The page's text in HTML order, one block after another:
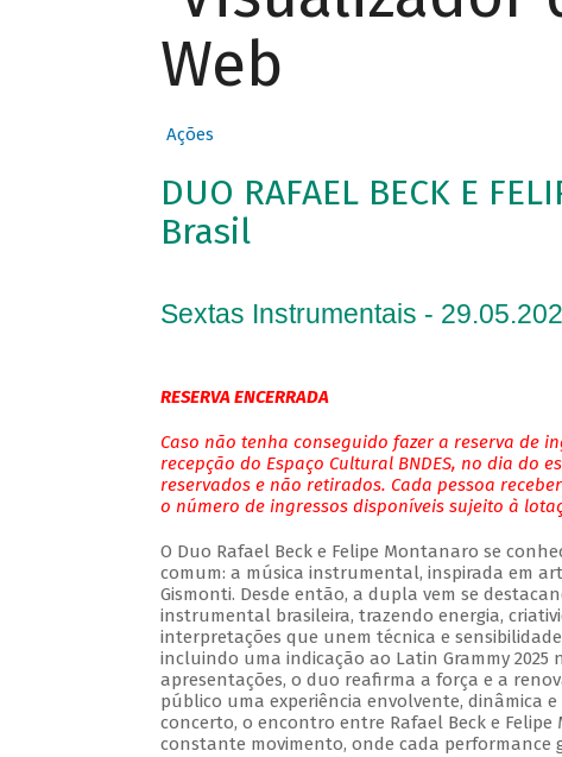
Web
Ações
DUO RAFAEL BECK E
Brasil
Sextas Instrumentais -
RESERVA ENCERRADA
Caso não tenha conseguido fazer a reserva de
recepção do Espaço Cultural BNDES, no dia do
reservados e não retirados. Cada pessoa
o número de ingressos disponíveis sujeito à
O Duo Rafael Beck e Felipe Montanaro se
comum: a música instrumental, inspirada em
Gismonti. Desde então, a dupla vem se
instrumental brasileira, trazendo energia,
interpretações que unem técnica e
incluindo uma indicação ao Latin Grammy 2025
apresentações, o duo reafirma a força e a
público uma experiência envolvente, dinâmica
concerto, o encontro entre Rafael Beck e
constante movimento, onde cada performance